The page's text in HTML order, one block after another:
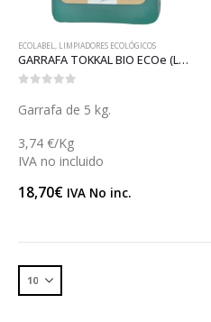
ECOLABEL, LIMPIADORES ECOLÓGICOS
GARRAFA TOKKAL BIO ECOe (LECO6)
Garrafa de 5 kg.
3,74 €/Kg
IVA no incluido
18,70€ IVA No inc.